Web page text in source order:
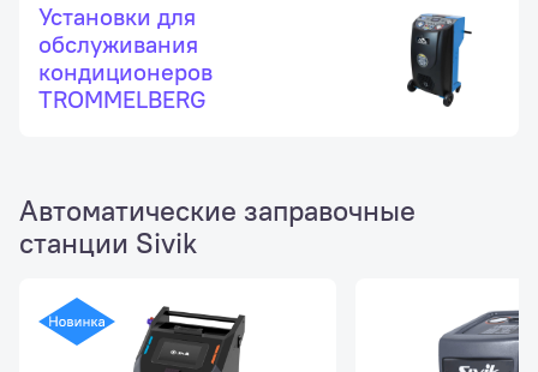
Установки для
обслуживания
кондиционеров
TROMMELBERG
Автоматические заправочные
станции Sivik